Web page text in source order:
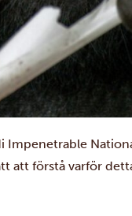
Impenetrable
att förstå varför